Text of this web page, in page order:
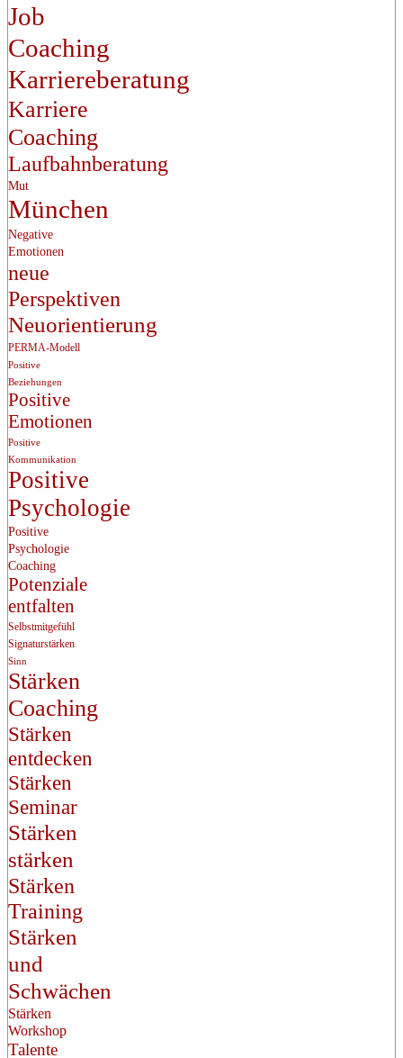
Job
Coaching
Karriereberatung
Karriere
Coaching
Laufbahnberatung
Mut
München
Negative
Emotionen
neue
Perspektiven
Neuorientierung
PERMA-Modell
Positive
Beziehungen
Positive
Emotionen
Positive
Kommunikation
Positive
Psychologie
Positive
Psychologie
Coaching
Potenziale
entfalten
Selbstmitgefühl
Signaturstärken
Sinn
Stärken
Coaching
Stärken
entdecken
Stärken
Seminar
Stärken
stärken
Stärken
Training
Stärken
und
Schwächen
Stärken
Workshop
Talente